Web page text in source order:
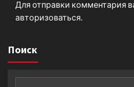
Для отправки комментария
авторизоваться
Поиск